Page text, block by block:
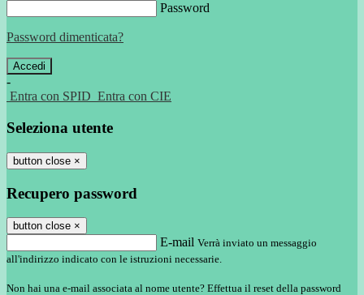
Password
Password dimenticata?
-
Entra con SPID Entra con CIE
Seleziona utente
button close ×
Recupero password
button close ×
E-mail Verrà inviato un messaggio
all'indirizzo indicato con le istruzioni necessarie.
Non hai una e-mail associata al nome utente? Effettua il reset della password